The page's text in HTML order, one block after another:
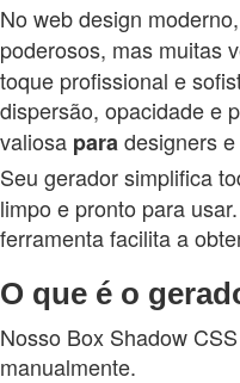
No web design
poderosos, mas muitas
toque profissional e
dispersão, opacidade e
valiosa paradesigners
Seu gerador simplifica
limpo e pronto para
ferramenta facilita a
O que é o
Nosso Box Shadow
manualmente.